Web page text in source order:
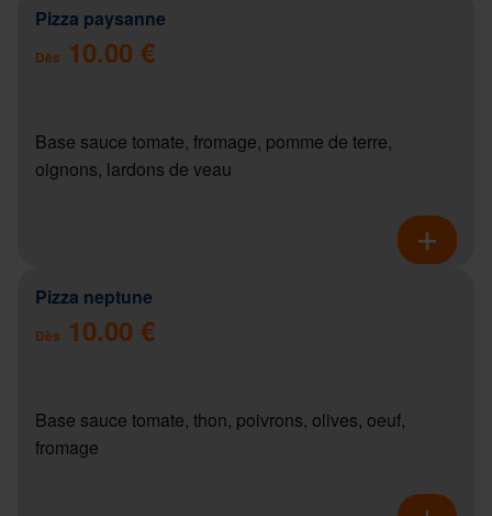
Pizza paysanne
Dès 10.00 €
Base sauce tomate, fromage, pomme de terre,
oignons, lardons de veau
Pizza neptune
Dès 10.00 €
Base sauce tomate, thon, poivrons, olives, oeuf,
fromage